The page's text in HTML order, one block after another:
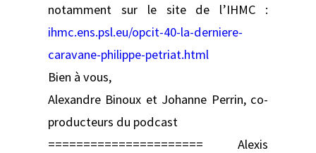
notamment sur le site de l’IHMC :
ihmc.ens.psl.eu/opcit-40-la-derniere-
caravane-philippe-petriat.html
Bien à vous,
Alexandre Binoux et Johanne Perrin, co-
producteurs du podcast
====================== Alexis